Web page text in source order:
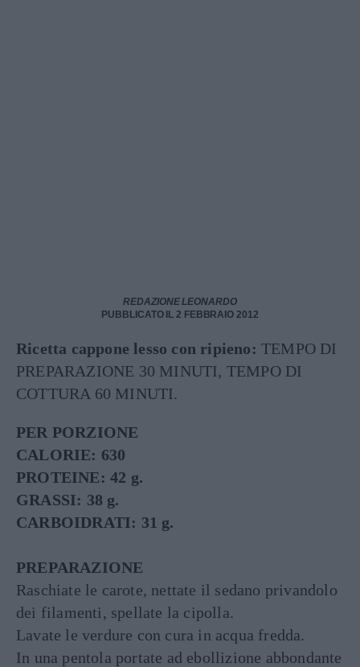
REDAZIONE LEONARDO
PUBBLICATO IL 2 FEBBRAIO 2012
Ricetta cappone lesso con ripieno: TEMPO DI
PREPARAZIONE 30 MINUTI, TEMPO DI
COTTURA 60 MINUTI.
PER PORZIONE
CALORIE: 630
PROTEINE: 42 g.
GRASSI: 38 g.
CARBOIDRATI: 31 g.
PREPARAZIONE
Raschiate le carote, nettate il sedano privandolo
dei filamenti, spellate la cipolla.
Lavate le verdure con cura in acqua fredda.
In una pentola portate ad ebollizione abbondante